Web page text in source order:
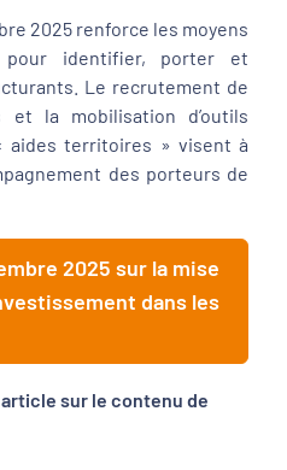
2025 renforce les moyens
pour identifier, porter et
Le recrutement de
la mobilisation d’outils
aides territoires » visent à
des porteurs de
2025 sur la mise
dans les
sur le contenu de